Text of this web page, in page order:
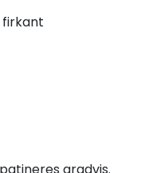
firkant
gradvis.